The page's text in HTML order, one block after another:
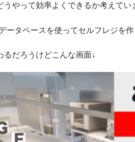
うやって効率よくできるか考えてい
ータベースを使ってセルフレジを
るだろうけどこんな画面↓